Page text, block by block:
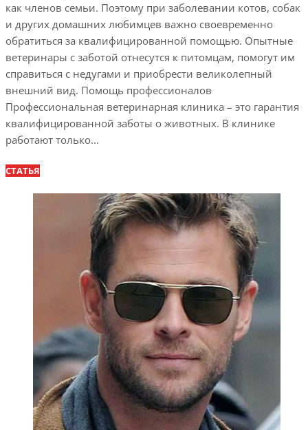
как членов семьи. Поэтому при заболевании котов, собак
и других домашних любимцев важно своевременно
обратиться за квалифицированной помощью. Опытные
ветеринары с заботой отнесутся к питомцам, помогут им
справиться с недугами и приобрести великолепный
внешний вид. Помощь профессионалов
Профессиональная ветеринарная клиника – это гарантия
квалифицированной заботы о животных. В клинике
работают только...
СТАТЬЯ